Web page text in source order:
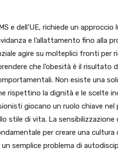
e dell’UE, richiede un approccio
e l’allattamento fino alla
agire su molteplici fronti per
che l’obesità è il risultato
Non esiste una
la dignità e le scelte
giocano un ruolo chiave nel
stile di vita. La sensibilizzazione
per creare una cultura
semplice problema di